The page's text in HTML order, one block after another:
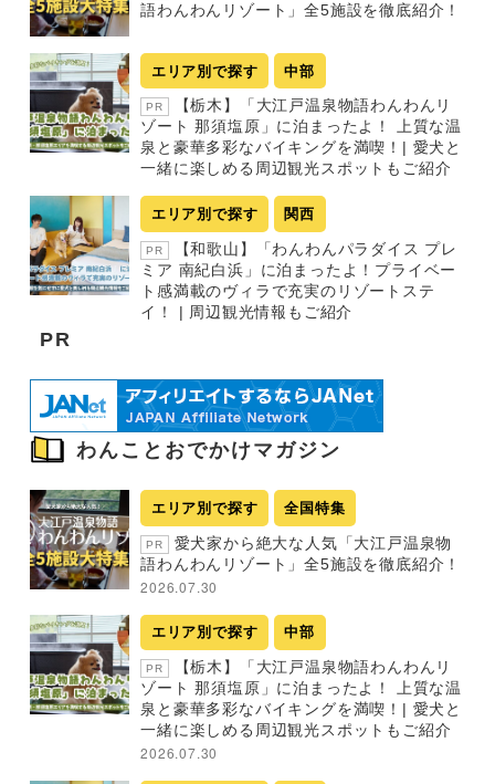
語わんわんリゾート」全5施設を徹底紹介！
エリア別で探す 中部
PR
【栃木】「大江戸温泉物語わんわんリ
ゾート 那須塩原」に泊まったよ！ 上質な温
泉と豪華多彩なバイキングを満喫！| 愛犬と
一緒に楽しめる周辺観光スポットもご紹介
エリア別で探す 関西
PR
【和歌山】「わんわんパラダイス プレ
ミア 南紀白浜」に泊まったよ！プライベー
ト感満載のヴィラで充実のリゾートステ
イ！ | 周辺観光情報もご紹介
PR
わんことおでかけマガジン
エリア別で探す 全国特集
PR
愛犬家から絶大な人気「大江戸温泉物
語わんわんリゾート」全5施設を徹底紹介！
2026.07.30
エリア別で探す 中部
PR
【栃木】「大江戸温泉物語わんわんリ
ゾート 那須塩原」に泊まったよ！ 上質な温
泉と豪華多彩なバイキングを満喫！| 愛犬と
一緒に楽しめる周辺観光スポットもご紹介
2026.07.30